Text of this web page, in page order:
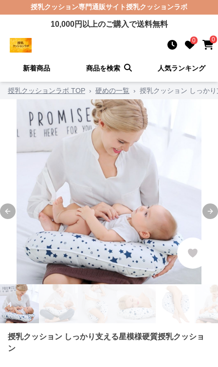
授乳クッション専門通販サイト授乳クッションラボ
10,000円以上のご購入で送料無料
0 0
新着商品 商品を検索 人気ランキング
授乳クッションラボ TOP › 硬めの一覧 › 授乳クッション しっか
Previous slide
授乳クッション しっかり支える星模様硬質授乳クッショ
ン